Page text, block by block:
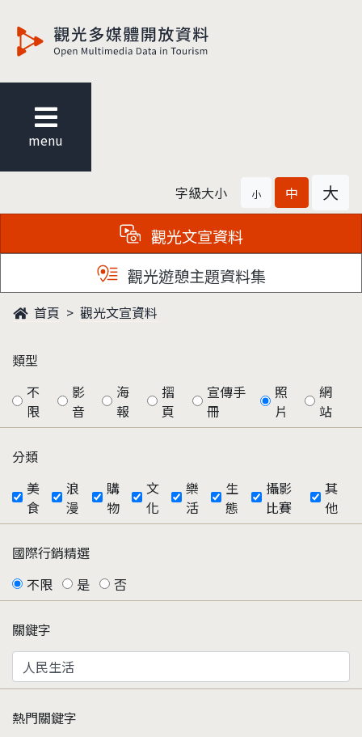
menu
字級大小 小 中 大
觀光文宣資料
觀光遊憩主題資料集
首頁 觀光文宣資料
類型
不
限
影
音
海
報
摺
頁
宣傳手
冊
照
片
網
站
分類
美
食
浪
漫
購
物
文
化
樂
活
生
態
攝影
比賽
其
他
國際行銷精選
不限
是 否
關鍵字
熱門關鍵字